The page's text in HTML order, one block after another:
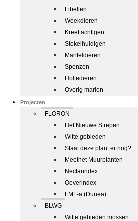
Libellen
Weekdieren
Kreeftachtigen
Stekelhuidigen
Manteldieren
Sponzen
Holtedieren
Overig marien
Projecten
FLORON
Het Nieuwe Strepen
Witte gebieden
Staat deze plant er nog?
Meetnet Muurplanten
Nectarindex
Oeverindex
LMF-a (Dunea)
BLWG
Witte gebieden mossen